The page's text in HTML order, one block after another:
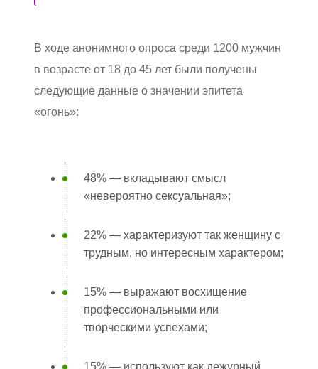
В ходе анонимного опроса среди 1200 мужчин
в возрасте от 18 до 45 лет были получены
следующие данные о значении эпитета
«огонь»:
48% — вкладывают смысл
«невероятно сексуальная»;
22% — характеризуют так женщину с
трудным, но интересным характером;
15% — выражают восхищение
профессиональными или
творческими успехами;